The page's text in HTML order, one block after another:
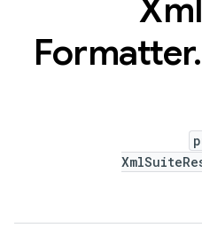
Xml
Formatter.